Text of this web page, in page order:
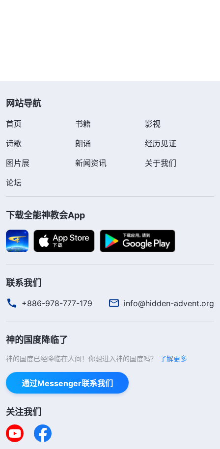
意念吗？这在乎神的命定啊！
座谈纪要・第三部分》从神的话中我明白了，人的寿命
长短都是神的命定，不在乎人有病或无病，也不在乎
人的病情是轻还是重。就像我母亲，从我记事起她就
肯定活不过我爸，因我爸身体好，几十年来我们从来
了，而我妈是医生的常客却活得好好的。从这些实例
看到，人什么时候死不是人说了算，即使人没有病寿
数到了也得死，若寿数没到就是得了该死的病也死不
了，一切都在乎神的命定。可我总想把生死攥在自己
手里，自己掌管自己的命运，我对神的全能主宰不认
识，真是太无知狂妄了！认识到这里，我从心里厌憎
后来弟兄姊妹给我发来一段神的话，看了神的话
我才明白病痛临到有神的良苦用心。神说：“
个人身上安排一种病痛，或大或小，目的不是为了让
带来的种种不便、难处，还有病痛给人带来的种种感
觉，不是让你在病痛中体会病痛，而是让你在病痛中
网站导航
首页 书籍
影视
诗歌
朗诵
经历见证
图片展
新闻资讯
关于我们
论坛
下载全能神教会App
联系我们
+886-978-777-179 info@hidden-advent.org
神的国度降临了
神的国度已经降临在人间！你想进入神的国度吗？ 了解更多
通过Messenger联系我们
关注我们